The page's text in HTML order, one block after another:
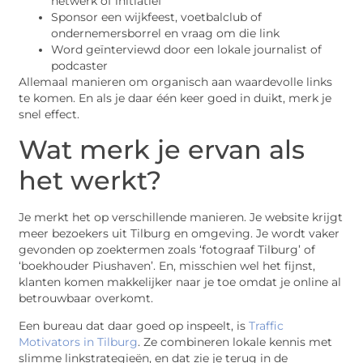
Sponsor een wijkfeest, voetbalclub of
ondernemersborrel en vraag om die link
Word geïnterviewd door een lokale journalist of
podcaster
Allemaal manieren om organisch aan waardevolle links
te komen. En als je daar één keer goed in duikt, merk je
snel effect.
Wat merk je ervan als
het werkt?
Je merkt het op verschillende manieren. Je website krijgt
meer bezoekers uit Tilburg en omgeving. Je wordt vaker
gevonden op zoektermen zoals ‘fotograaf Tilburg’ of
‘boekhouder Piushaven’. En, misschien wel het fijnst,
klanten komen makkelijker naar je toe omdat je online al
betrouwbaar overkomt.
Een bureau dat daar goed op inspeelt, isTraffic
Motivators in Tilburg. Ze combineren lokale kennis met
slimme linkstrategieën, en dat zie je terug in de